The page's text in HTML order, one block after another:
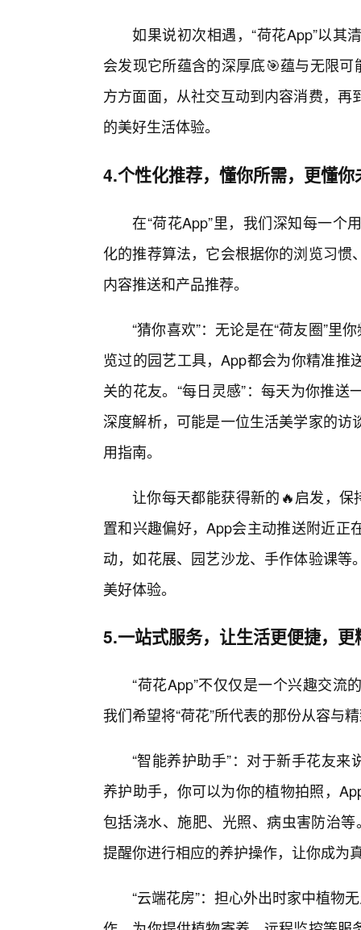
如果说初次相遇，“荷花App”以其
会发现它所蕴含的深厚底🎯蕴与无限
方方面面，从社交互动到内容消费，
的美好生活体验。
4.个性化推荐，懂你所需，更懂
在“荷花App”里，我们深知每一个
化的推荐算法，它会根据你的浏览习
内容推送和产品推荐。
“猜你喜欢”：无论是在“荷友圈”里
览过的园艺工具，App都会为你精准推
关的花友。“每日灵感”：每天为你推
深度解析，可能是一位生活美学家的
用指南。
让你每天都能获得新的🔥启发，保
置和兴趣偏好，App会主动推送附近正
动，如花展、园艺沙龙、手作体验课
美好体验。
5.一站式服务，让生活更便捷，更
“荷花App”不仅仅是一个兴趣交流
我们希望将“荷花”所代表的那份从容与
“智能养护助手”：对于新手花友
养护助手，你可以为你的植物拍照，
包括浇水、施肥、光照、病虫害防治
提醒你进行相应的养护操作，让你成为
“云端花房”：担心外出时家中植物